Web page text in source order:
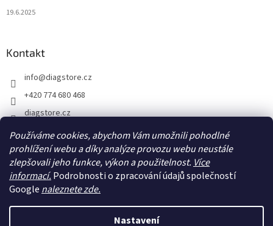
Používáme cookies, abychom Vám umožnili pohodlné
prohlížení webu a díky analýze provozu webu neustále
zlepšovali jeho funkce, výkon a použitelnost. Více
informací. Podrobnosti o zpracování údajů společností
Google naleznete zde.
Nastavení
19.6.2025
Kontakt
info@diagstore.cz
+420 774 680 468
diagstore.cz
diagstorecz
diagstore
@diagstorecz